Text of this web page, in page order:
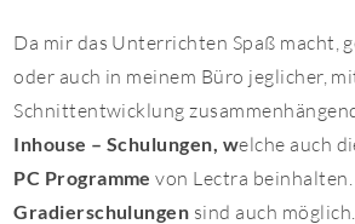
Da mir das Unterrichten Spaß macht,
oder auch in meinem Büro jeglicher,
Schnittentwicklung
Inhouse – Schulungen, welche auch
PC Programme von Lectra beinhalten.
Gradierschulungen sind auch möglich.